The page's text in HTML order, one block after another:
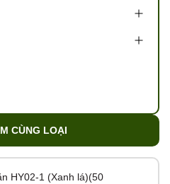
CÙNG LOẠI
HY02-1 (Xanh lá)(50